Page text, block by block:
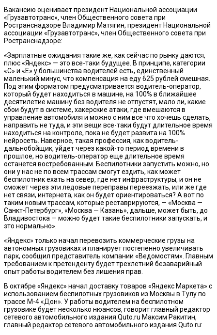
Вакансию оценивает президент Национальной ассоциации
«Грузавтотранс», член Общественного совета при
Ространснадзоре Владимир Матягин, президент Национальной
ассоциации «Грузавтотранс», член Общественного совета при
Ространснадзоре:
«Зарплатные ожидания такие же, как сейчас по рынку даются,
плюс «Яндекс» — это все-таки будущее. В принципе, категории
«С» и «Е» у большинства водителей есть, единственный
маленький минус, что компенсация на еду 625 рублей смешная.
Под этим форматом предусматривается водитель-оператор,
который будет находиться в машине, на 100% в ближайшее
десятилетие машину без водителя не отпустят, мало ли, какие
сбои будут в системе, хакерские атаки, где вмешаются в
управление автомобиля и можно с ним все что хочешь сделать,
направить не туда, и эти вещи все-таки будут длительное время
находиться на контроле, пока не будет развита на 100%
нейросеть. Наверное, такая профессия, как водитель-
дальнобойщик, уйдет через какой-то период времени в
прошлое, но водитель-оператор еще длительное время
останется востребованным. Беспилотники запустить можно, но
они у нас не по всем трассам смогут ездить, как может
беспилотник ехать на север, где нет инфраструктуры, и он не
сможет через эти ледовые переправы переезжать, или же где
нет связи, интернета, как он будет ориентироваться? А вот по
таким новым трассам, которые реставрируются, — «Москва —
Санкт-Петербург», «Москва — Казань», дальше, может быть, до
Владивостока — можно будет такие беспилотники запускать, и
это нормально».
«Яндекс» только начал перевозить коммерческие грузы на
автономных грузовиках и планирует постепенно увеличивать
парк, сообщил представитель компании «Ведомостям». Главным
требованием к претенденту будет трехлетний безаварийный
опыт работы водителем без лишения прав.
В октябре «Яндекс» начал доставку товаров «Яндекс Маркета» с
использованием беспилотных грузовиков из Москвы в Тулу по
трассе М-4 «Дон». У работы водителем на беспилотном
грузовике будет несколько нюансов, говорит главный редактор
сетевого автомобильного издания Quto.ru Максим Ракитин,
главный редактор сетевого автомобильного издания Quto.ru: